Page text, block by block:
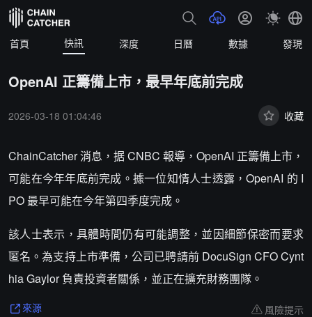
首頁 快訊 深度 日曆 數據 發現
OpenAI 正籌備上市，最早年底前完成
2026-03-18 01:04:46 收藏
ChainCatcher 消息，据 CNBC 報導，OpenAI 正籌備上市，
可能在今年年底前完成。據一位知情人士透露，OpenAI 的 I
PO 最早可能在今年第四季度完成。
該人士表示，具體時間仍有可能調整，並因細節保密而要求
匿名。為支持上市準備，公司已聘請前 DocuSign CFO Cynt
hia Gaylor 負責投資者關係，並正在擴充財務團隊。
來源 風險提示